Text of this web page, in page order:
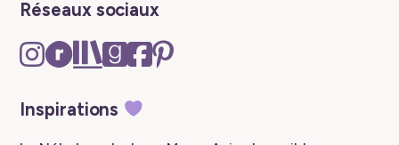
Réseaux sociaux
Instagram
–
tab
Ravelry
–
tab
The
Storygraph
New
tab
Goodreads
–
tab
Facebook
–
Pinterest
Inspirations